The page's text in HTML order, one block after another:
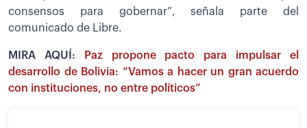
consensos para gobernar”, señala parte del
comunicado de Libre.
MIRA AQUÍ:
Paz propone pacto para impulsar el
desarrollo de Bolivia: “Vamos a hacer un gran acuerdo
con instituciones, no entre políticos”